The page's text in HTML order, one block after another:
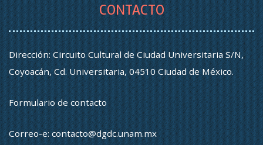
CONTACTO
Dirección: Circuito Cultural de Ciudad Universitaria S/N,
Coyoacán, Cd. Universitaria, 04510 Ciudad de México.
Formulario de contacto
Correo-e:contacto@dgdc.unam.mx